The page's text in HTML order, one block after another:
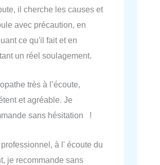
il cherche les causes et
avec précaution, en
ce qu'il fait et en
un réel soulagement.
très à l’écoute,
et agréable. Je
sans hésitation !
à l' écoute du
je recommande sans